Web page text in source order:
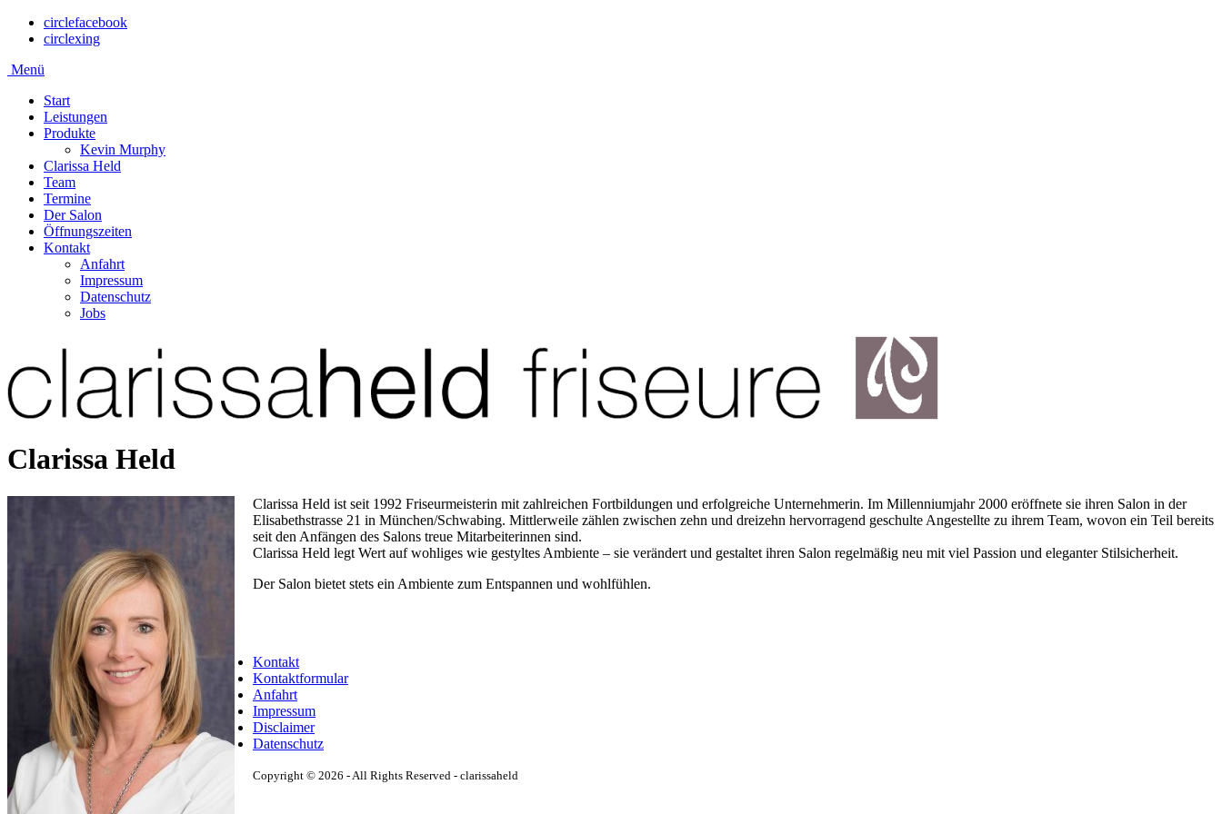
circlefacebook
circlexing
Menü
Start
Leistungen
Produkte
Kevin Murphy
Clarissa Held
Team
Termine
Der Salon
Öffnungszeiten
Kontakt
Anfahrt
Impressum
Datenschutz
Jobs
Clarissa Held
Clarissa Held ist seit 1992 Friseurmeisterin mit zahlreichen Fortbildungen und erfolgreiche Unternehmerin. Im Millenniumjahr 2000 eröffnete sie ihren Salon in der
Elisabethstrasse 21 in München/Schwabing. Mittlerweile zählen zwischen zehn und dreizehn hervorragend geschulte Angestellte zu ihrem Team, wovon ein Teil bereits
seit den Anfängen des Salons treue Mitarbeiterinnen sind.
Clarissa Held legt Wert auf wohliges wie gestyltes Ambiente – sie verändert und gestaltet ihren Salon regelmäßig neu mit viel Passion und eleganter Stilsicherheit.
Der Salon bietet stets ein Ambiente zum Entspannen und wohlfühlen.
Kontakt
Kontaktformular
Anfahrt
Impressum
Disclaimer
Datenschutz
Copyright © 2026 - All Rights Reserved - clarissaheld